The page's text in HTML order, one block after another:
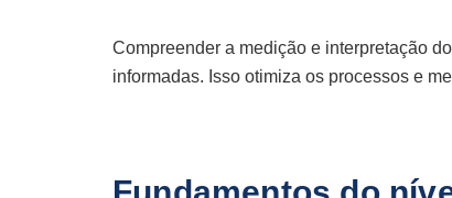
Compreender a medição e interpretação do
informadas. Isso otimiza os processos e